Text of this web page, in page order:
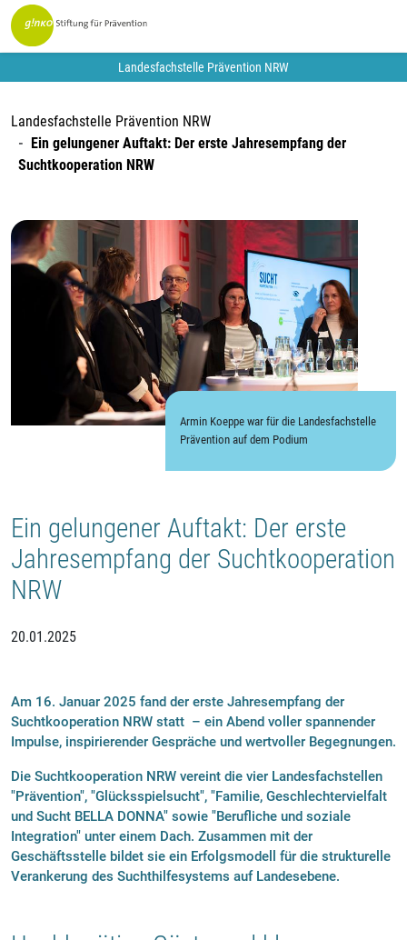
Landesfachstelle Prävention NRW
Landesfachstelle Prävention NRW
Ein gelungener Auftakt: Der erste Jahresempfang der
Suchtkooperation NRW
Armin Koeppe war für die Landesfachstelle
Prävention auf dem Podium
Ein gelungener Auftakt: Der erste
Jahresempfang der Suchtkooperation
NRW
20.01.2025
Am 16. Januar 2025 fand der erste Jahresempfang der
Suchtkooperation NRW statt – ein Abend voller spannender
Impulse, inspirierender Gespräche und wertvoller Begegnungen.
Die Suchtkooperation NRW vereint die vier Landesfachstellen
"Prävention", "Glücksspielsucht", "Familie, Geschlechtervielfalt
und Sucht BELLA DONNA" sowie "Berufliche und soziale
Integration" unter einem Dach. Zusammen mit der
Geschäftsstelle bildet sie ein Erfolgsmodell für die strukturelle
Verankerung des Suchthilfesystems auf Landesebene.